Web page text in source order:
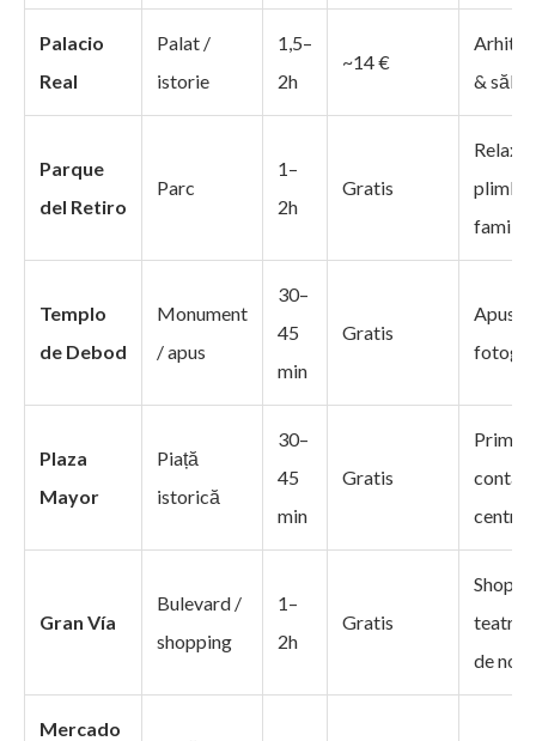
Palacio
Real
Palat /
istorie
1,5–
2h
~14 €
& săli
Parque
del Retiro
Parc
1–
2h
Gratis
familii
Templo
de Debod
Monument
/ apus
30–
45
min
Gratis
Apus &
Plaza
Mayor
Piață
istorică
30–
45
min
Gratis
Primul
centrul
Gran Vía
Bulevard /
shopping
1–
2h
Gratis
teatre,
de
Mercado